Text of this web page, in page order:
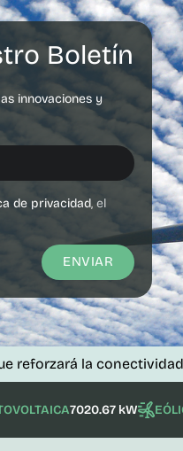
Boletín
innovaciones y
de privacidad, el
ENVIAR
la conectividad de las
7020.67 kW